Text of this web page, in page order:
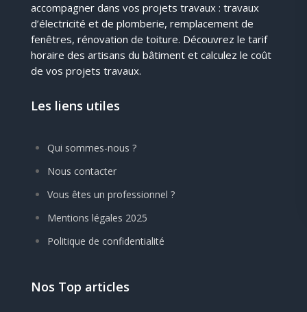
accompagner dans vos projets travaux : travaux
d’électricité et de plomberie, remplacement de
fenêtres, rénovation de toiture. Découvrez le tarif
horaire des artisans du bâtiment et calculez le coût
de vos projets travaux.
Les liens utiles
Qui sommes-nous ?
Nous contacter
Vous êtes un professionnel ?
Mentions légales 2025
Politique de confidentialité
Nos Top articles